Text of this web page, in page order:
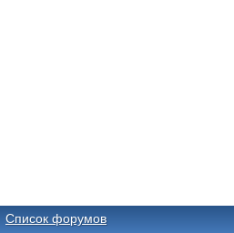
Список форумов